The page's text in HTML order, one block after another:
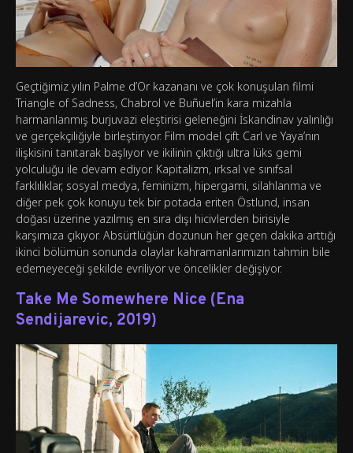
Geçtiğimiz yılın Palme d’Or kazananı ve çok konuşulan filmi
Triangle of Sadness, Chabrol ve Buñuel’in kara mizahla
harmanlanmış burjuvazi eleştirisi geleneğini İskandinav yalınlığı
ve gerçekçiliğiyle birleştiriyor. Film model çift Carl ve Yaya’nın
ilişkisini tanıtarak başlıyor ve ikilinin çıktığı ultra lüks gemi
yolculuğu ile devam ediyor. Kapitalizm, ırksal ve sınıfsal
farklılıklar, sosyal medya, feminizm, hipergami, silahlanma ve
diğer pek çok konuyu tek bir potada eriten Östlund, insan
doğası üzerine yazılmış en sıra dışı hicivlerden birisiyle
karşımıza çıkıyor. Absürtlüğün dozunun her geçen dakika arttığı
ikinci bölümün sonunda olaylar kahramanlarımızın tahmin bile
edemeyeceği şekilde evriliyor ve öncelikler değişiyor.
Take Me Somewhere Nice (Ena
Sendijarevic, 2019)